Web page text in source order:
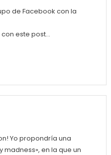
de Facebook con la
este post…
Yo propondría una
madness», en la que un